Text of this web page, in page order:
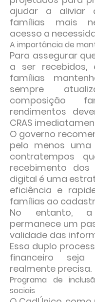
ajudar a aliviar
famílias mais
acesso a
A importância de
Para assegurar
a ser recebidos,
famílias
sempre
composição
rendimentos
CRAS
O governo
pelo menos
contratempos
recebimento dos
digital é uma
eficiência e
famílias ao
No entanto, a
permanece um
validade das
Essa duplo
financeiro
realmente precisa.
Programa de
sociais